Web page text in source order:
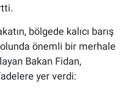
bölgede kalıcı barış
önemli bir merhale
Bakan Fidan,
yer verdi: